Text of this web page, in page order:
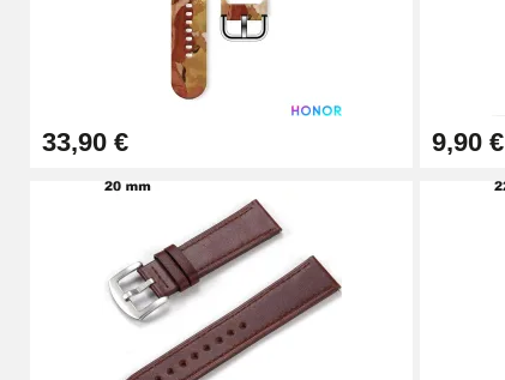
Pince à Poinçonner (pince trou)
57,42 €
Pince Trou pour Bracelet de Montre
10,90 €
Kit Horlogerie Débutant
26,90 €
33,90 € 9,90 €